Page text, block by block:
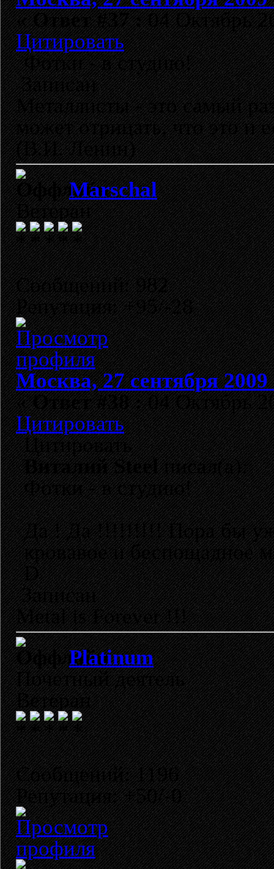
«Ответ #37 :04 Октябрь
Цитировать
Фотки - в студию!
Записан
Металлисты - это самый
может отрицать, что это и
(В.И. Ленин)
Marschal
Ветеран
Сообщений: 982
Репутация: +95/-28
Москва, 27 сентября 2009
«Ответ #38 :04 Октябрь
Цитировать
Цитировать
Виталий Steelписал(а):
Фотки - в студию!
Да ! Да !!!!!!!!! Пора бы уже
кровавое и беспощадное
D
Записан
Metal is Forever !!!
Platinum
Почетный деятель
Ветеран
Сообщений: 1196
Репутация: +50/-0